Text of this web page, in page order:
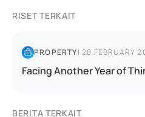
RISET TERKAIT
PROPERTY|28 FEBRUARY
Facing Another Year of
BERITA TERKAIT